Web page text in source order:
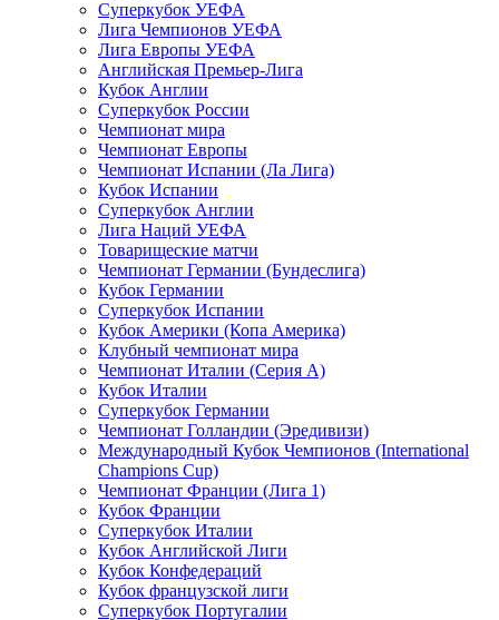
Суперкубок УЕФА
Лига Чемпионов УЕФА
Лига Европы УЕФА
Английская Премьер-Лига
Кубок Англии
Суперкубок России
Чемпионат мира
Чемпионат Европы
Чемпионат Испании (Ла Лига)
Кубок Испании
Суперкубок Англии
Лига Наций УЕФА
Товарищеские матчи
Чемпионат Германии (Бундеслига)
Кубок Германии
Суперкубок Испании
Кубок Америки (Копа Америка)
Клубный чемпионат мира
Чемпионат Италии (Серия А)
Кубок Италии
Суперкубок Германии
Чемпионат Голландии (Эредивизи)
Международный Кубок Чемпионов (International
Champions Cup)
Чемпионат Франции (Лига 1)
Кубок Франции
Суперкубок Италии
Кубок Английской Лиги
Кубок Конфедераций
Кубок французской лиги
Суперкубок Португалии